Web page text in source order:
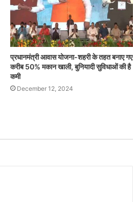
प्रधानमंत्री आवास योजना-शहरी के तहत बनाए गए
करीब 50% मकान खाली, बुनियादी सुविधाओं की है
कमी
December 12, 2024